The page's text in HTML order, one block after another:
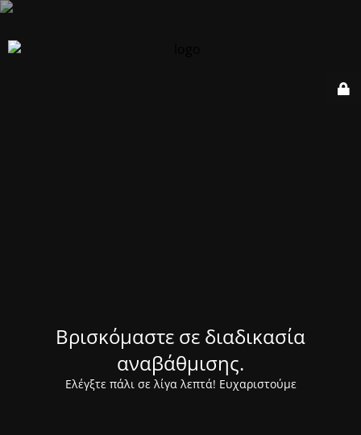
Βρισκόμαστε σε διαδικασία
αναβάθμισης.
Ελέγξτε πάλι σε λίγα λεπτά! Ευχαριστούμε